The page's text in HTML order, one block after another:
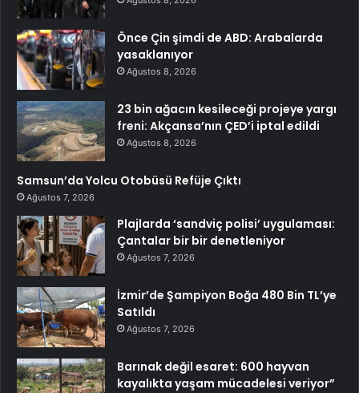
Önce Çin şimdi de ABD: Arabalarda
yasaklanıyor
Ağustos 8, 2026
23 bin ağacın kesileceği projeye yargı
freni: Akçansa’nın ÇED’i iptal edildi
Ağustos 8, 2026
Samsun’da Yolcu Otobüsü Refüje Çıktı
Ağustos 7, 2026
Plajlarda ‘sandviç polisi’ uygulaması:
Çantalar bir bir denetleniyor
Ağustos 7, 2026
İzmir’de Şampiyon Boğa 480 Bin TL’ye
Satıldı
Ağustos 7, 2026
Barınak değil esaret: 600 hayvan
kayalıkta yaşam mücadelesi veriyor”